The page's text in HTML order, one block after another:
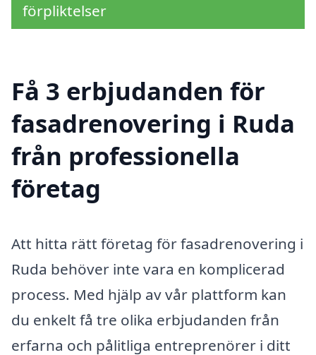
förpliktelser
Få 3 erbjudanden för
fasadrenovering i Ruda
från professionella
företag
Att hitta rätt företag för fasadrenovering i
Ruda behöver inte vara en komplicerad
process. Med hjälp av vår plattform kan
du enkelt få tre olika erbjudanden från
erfarna och pålitliga entreprenörer i ditt